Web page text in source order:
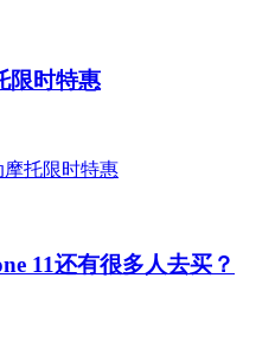
限时特惠
11还有很多人去买？